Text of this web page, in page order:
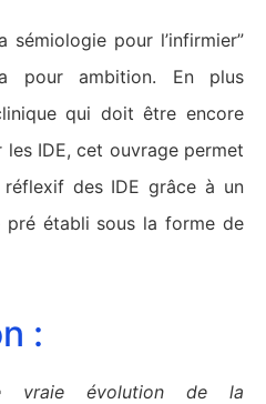
sémiologie pour l’infirmier”
pour ambition. En plus
qui doit être encore
IDE, cet ouvrage permet
réflexif des IDE grâce à un
pré établi sous la forme de
:
vraie évolution de la